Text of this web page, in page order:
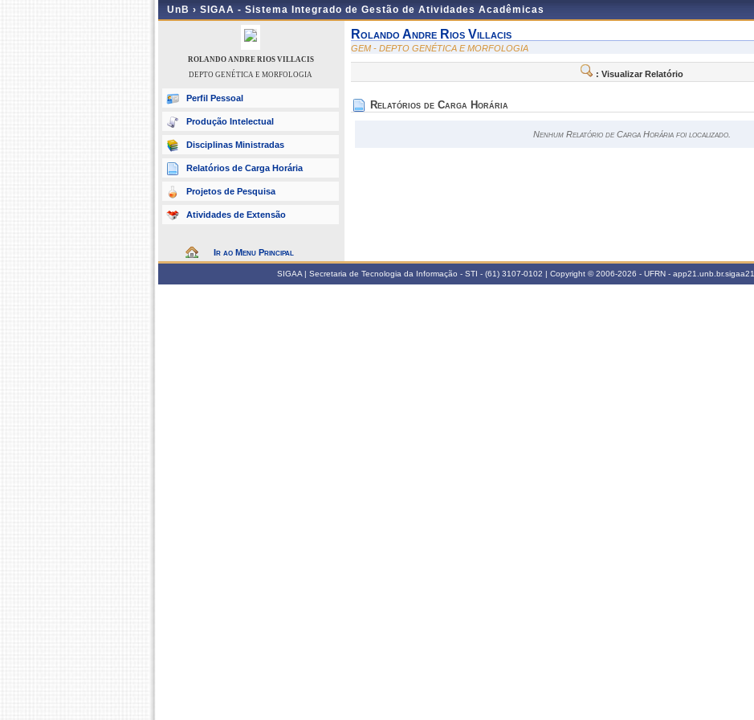
UnB › SIGAA - Sistema Integrado de Gestão de Atividades Acadêmicas
ROLANDO ANDRE RIOS VILLACIS
DEPTO GENÉTICA E MORFOLOGIA
Perfil Pessoal
Produção Intelectual
Disciplinas Ministradas
Relatórios de Carga Horária
Projetos de Pesquisa
Atividades de Extensão
Ir ao Menu Principal
Rolando Andre Rios Villacis
GEM - DEPTO GENÉTICA E MORFOLOGIA
: Visualizar Relatório
Relatórios de Carga Horária
Nenhum Relatório de Carga Horária foi localizado.
SIGAA | Secretaria de Tecnologia da Informação - STI - (61) 3107-0102 | Copyright © 2006-2026 - UFRN - app21.unb.br.sigaa21